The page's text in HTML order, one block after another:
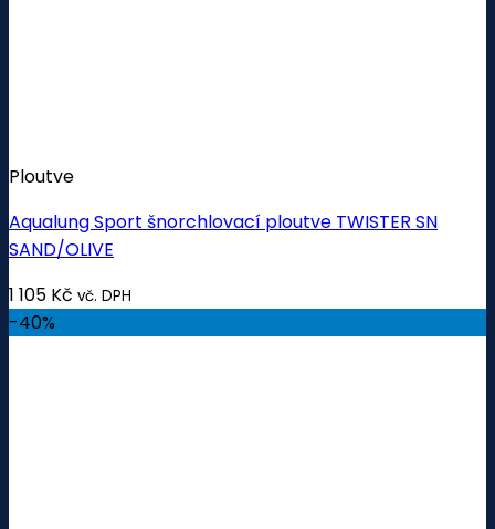
Ploutve
Aqualung Sport šnorchlovací ploutve TWISTER SN
SAND/OLIVE
1 105 Kč vč. DPH
-40%